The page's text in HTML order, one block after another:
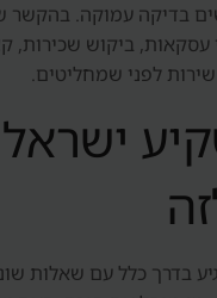
בדיקה עמוקה. בהקשר
עסקאות, ביקוש שכירות,
שירות לפני שמחליטים.
בדרך כלל עם שאלות